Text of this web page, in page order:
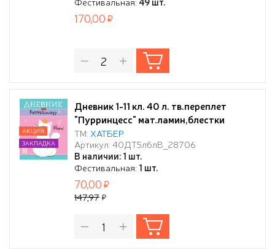
170,00
Дневник 1-11 кл. 40 л. тв.переплет
"Пурринцесс" мат.ламин,блестки
ТМ: ХАТБЕР
Артикул: 40ДТ5лблВ_28706
В наличии: 1 шт.
Фестивальная: 1 шт.
АКЦИЯ
ЗАКЛАДКА
70,00
147,97